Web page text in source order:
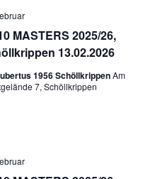
MASTERS 2025/26,
13.02.2026
1956 SchöllkrippenAm
7, Schöllkrippen